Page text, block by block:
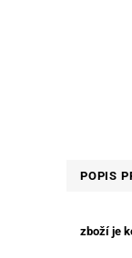
POPIS
zboží je